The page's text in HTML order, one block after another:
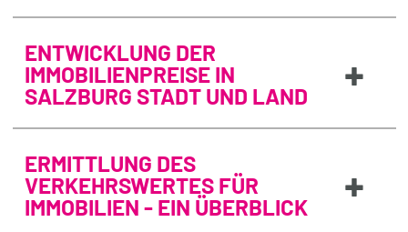
ENTWICKLUNG DER
IMMOBILIENPREISE IN
SALZBURG STADT UND LAND
+
ERMITTLUNG DES
VERKEHRSWERTES FÜR
IMMOBILIEN - EIN ÜBERBLICK
+